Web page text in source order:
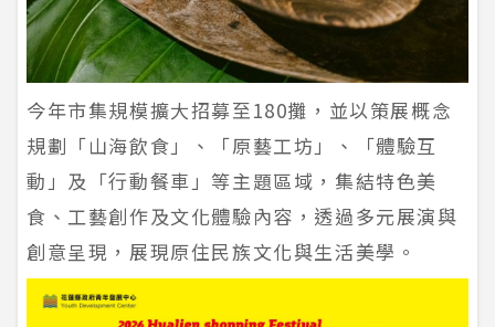
今年市集規模擴大招募至180攤，並以策展概念
規劃「山海飲食」、「原藝工坊」、「體驗互
動」及「行動餐車」等主題區域，集結特色美
食、工藝創作及文化體驗內容，透過多元展演與
創意呈現，展現原住民族文化與生活美學。